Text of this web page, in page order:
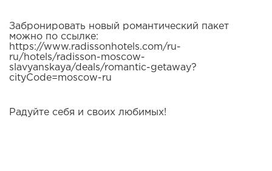
Забронировать новый романтический пакет
можно по ссылке:
https://www.radissonhotels.com/ru-
ru/hotels/radisson-moscow-
slavyanskaya/deals/romantic-getaway?
cityCode=moscow-ru
Радуйте себя и своих любимых!